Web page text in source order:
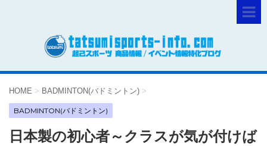
HOME > BADMINTON(バドミントン) >
BADMINTON(バドミントン)
日本製の初心者～クラスが気が付けば